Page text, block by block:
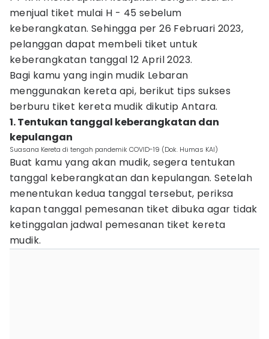
menjual tiket mulai H - 45 sebelum
keberangkatan. Sehingga per 26 Februari 2023,
pelanggan dapat membeli tiket untuk
keberangkatan tanggal 12 April 2023.
Bagi kamu yang ingin mudik Lebaran
menggunakan kereta api, berikut tips sukses
berburu tiket kereta mudik dikutip Antara.
1. Tentukan tanggal keberangkatan dan
kepulangan
Suasana Kereta di tengah pandemik COVID-19 (Dok. Humas KAI)
Buat kamu yang akan mudik, segera tentukan
tanggal keberangkatan dan kepulangan. Setelah
menentukan kedua tanggal tersebut, periksa
kapan tanggal pemesanan tiket dibuka agar tidak
ketinggalan jadwal pemesanan tiket kereta
mudik.